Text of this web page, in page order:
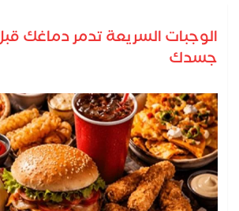
الوجبات السريعة تدمر دماغك
جسدك